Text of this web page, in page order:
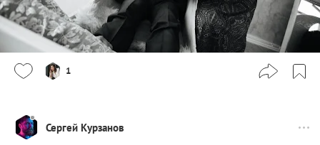
1
Сергей Курзанов